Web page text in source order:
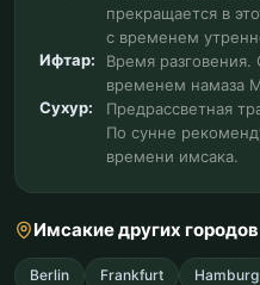
прекращается в
с временем
Ифтар:
Время разговения.
временем намаза
Сухур:
Предрассветная
По сунне
времени имсака.
Имсакие других городов
Berlin Frankfurt Hamburg